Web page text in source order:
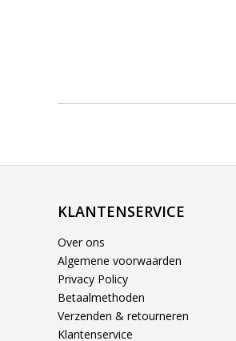
KLANTENSERVICE
Over ons
Algemene voorwaarden
Privacy Policy
Betaalmethoden
Verzenden & retourneren
Klantenservice